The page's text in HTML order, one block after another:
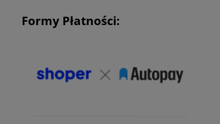
Formy Płatności: